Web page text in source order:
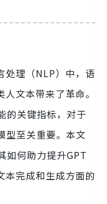
处理（NLP）中，语
文本带来了革命。
的关键指标，对于
型至关重要。本文
何助力提升GPT
本完成和生成方面的